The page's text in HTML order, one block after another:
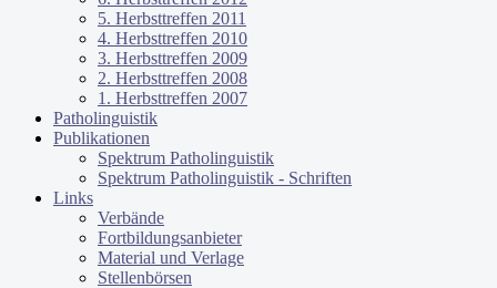
5. Herbsttreffen 2011
4. Herbsttreffen 2010
3. Herbsttreffen 2009
2. Herbsttreffen 2008
1. Herbsttreffen 2007
Patholinguistik
Publikationen
Spektrum Patholinguistik
Spektrum Patholinguistik - Schriften
Links
Verbände
Fortbildungsanbieter
Material und Verlage
Stellenbörsen